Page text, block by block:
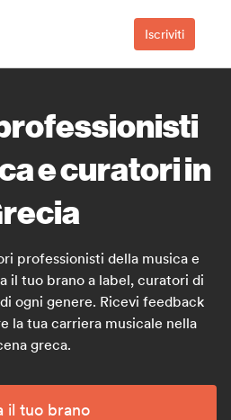
Iscriviti
e curatori in
professionisti della musica e
il tuo brano a label, curatori di
ogni genere. Ricevi feedback
la tua carriera musicale nella
greca.
il tuo brano